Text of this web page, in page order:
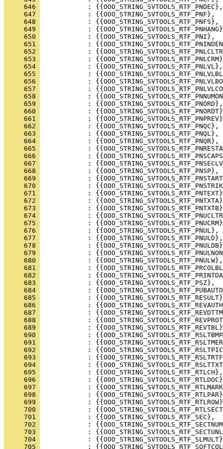
     646
     647
     648
     649
     650
     651
     652
     653
     654
     655
     656
     657
     658
     659
     660
     661
     662
     663
     664
     665
     666
     667
     668
     669
     670
     671
     672
     673
     674
     675
     676
     677
     678
     679
     680
     681
     682
     683
     684
     685
     686
     687
     688
     689
     690
     691
     692
     693
     694
     695
     696
     697
     698
     699
     700
     701
     702
     703
     704
     705